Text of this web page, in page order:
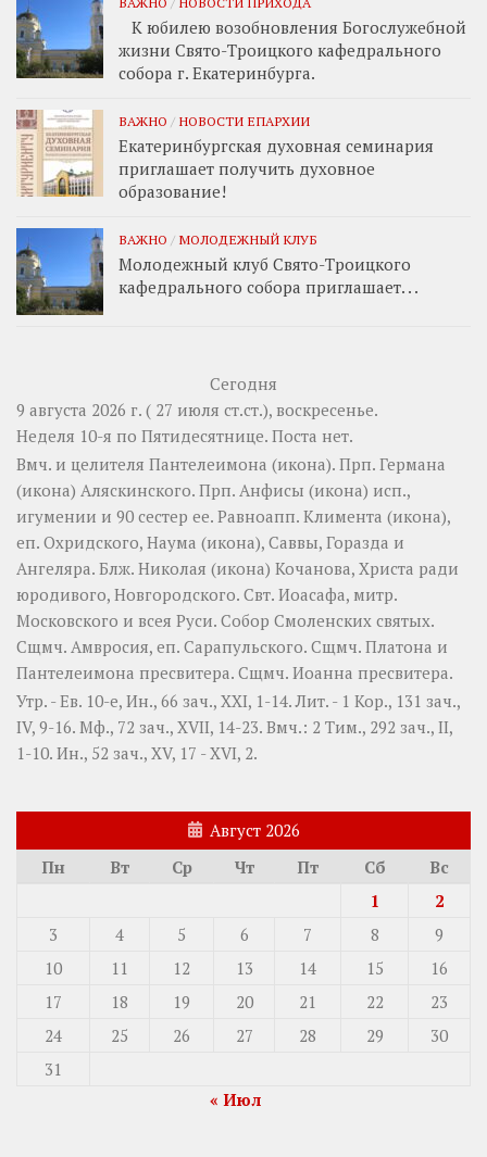
К юбилею возобновления Богослужебной
жизни Свято-Троицкого кафедрального
собора г. Екатеринбурга.
ВАЖНО / НОВОСТИ ЕПАРХИИ
Екатеринбургская духовная семинария
приглашает получить духовное
образование!
ВАЖНО / МОЛОДЕЖНЫЙ КЛУБ
Молодежный клуб Свято-Троицкого
кафедрального собора приглашает. . .
Сегодня
9 августа 2026 г. ( 27 июля ст.ст.), воскресенье.
Неделя 10-я по Пятидесятнице. Поста нет.
Вмч. и целителя Пантелеимона (икона). Прп. Германа
(икона) Аляскинского. Прп. Анфисы (икона) исп.,
игумении и 90 сестер ее. Равноапп. Климента (икона),
еп. Охридского, Наума (икона), Саввы, Горазда и
Ангеляра. Блж. Николая (икона) Кочанова, Христа ради
юродивого, Новгородского. Свт. Иоасафа, митр.
Московского и всея Руси. Собор Смоленских святых.
Сщмч. Амвросия, еп. Сарапульского. Сщмч. Платона и
Пантелеимона пресвитера. Сщмч. Иоанна пресвитера.
Утр. - Ев. 10-е, Ин., 66 зач., XXI, 1-14.Лит. - 1 Кор., 131 зач.,
IV, 9-16. Мф., 72 зач., XVII, 14-23. Вмч.: 2 Тим., 292 зач., II,
1-10. Ин., 52 зач., XV, 17 - XVI, 2.
Август 2026
Пн
Вт Ср Чт Пт Сб
Вс
1
2
3
4 5 6 7 8
9
10
11 12 13 14 15
16
17
18 19 20 21 22
23
24
25 26 27 28 29
30
31
« Июл